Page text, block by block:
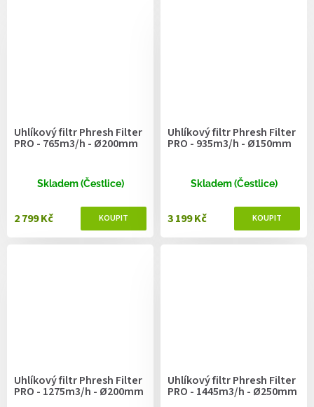
Uhlíkový filtr Phresh Filter
PRO - 765m3/h - Ø200mm
Skladem (Čestlice)
2 799 Kč
Uhlíkový filtr Phresh Filter
PRO - 935m3/h - Ø150mm
Skladem (Čestlice)
3 199 Kč
Uhlíkový filtr Phresh Filter
PRO - 1275m3/h - Ø200mm
Uhlíkový filtr Phresh Filter
PRO - 1445m3/h - Ø250mm